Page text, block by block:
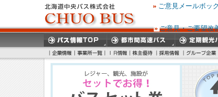
ご意見メールボッ
ご意見・ご要望改